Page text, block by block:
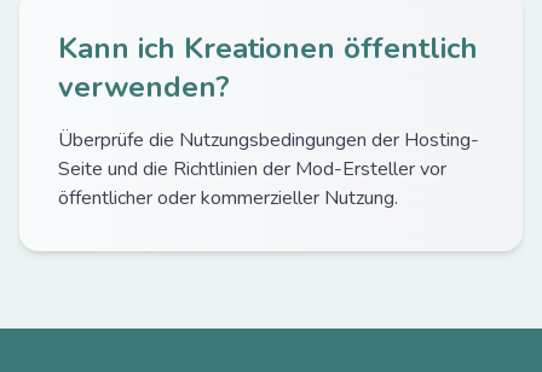
Kann ich Kreationen öffentlich
verwenden?
Überprüfe die Nutzungsbedingungen der Hosting-
Seite und die Richtlinien der Mod-Ersteller vor
öffentlicher oder kommerzieller Nutzung.